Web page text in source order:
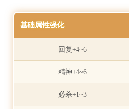
基础属性强化
回复+4~6
精神+4~6
必杀+1~3